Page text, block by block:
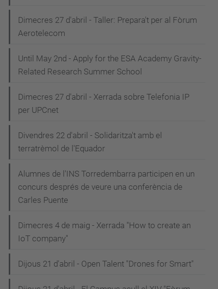
Dimecres 27 d'abril - Taller: Prepara't per al Fòrum
Aerotelecom
Until May 2nd - Apply for the ESA Academy Gravity-
Related Research Summer School
Dimecres 27 d'abril - Xerrada sobre Telefonia IP
per UPCnet
Divendres 22 d'abril - Solidaritza't amb el
terratrèmol de l'Equador
Alumnes de l'INS Torredembarra participen en un
concurs després de veure una conferència de
Carles Puente
Dimecres 4 de maig - Xerrada "How to create an
IoT company"
Dijous 21 d'abril - Open Talent "Drones for Smart"